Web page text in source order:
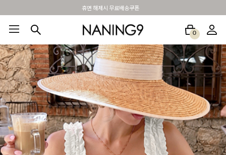
BEST 포토리뷰 - 매주 2명추첨 3만원쿠폰
0
BEST100🤍 NEW5% 베스트재진행 썸머여행룩 아울렛 하객&모임룩